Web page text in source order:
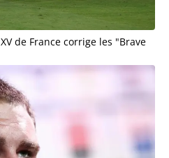
de France corrige les "Brave